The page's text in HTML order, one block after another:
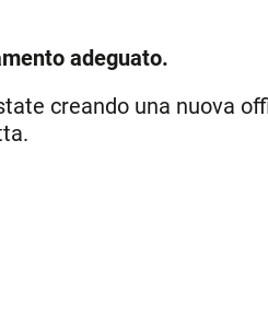
adeguato.
creando una nuova